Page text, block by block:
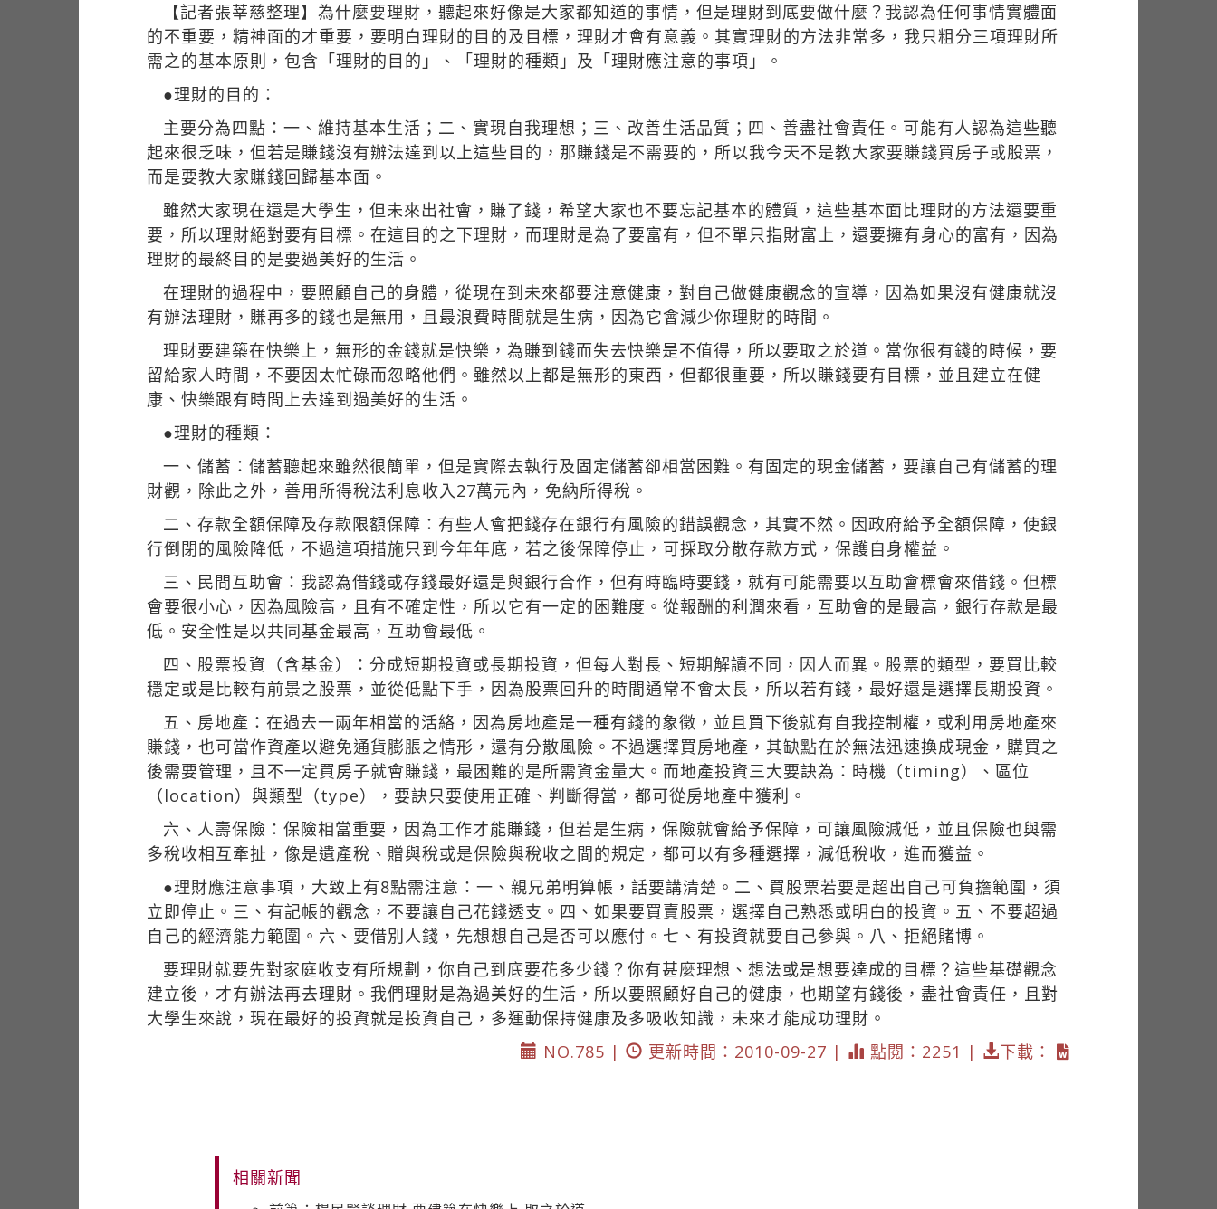
【記者張莘慈整理】為什麼要理財，聽起來好像是大家都知道的事情，但是理財到底要做什麼？我認為任何事情實體面
的不重要，精神面的才重要，要明白理財的目的及目標，理財才會有意義。其實理財的方法非常多，我只粗分三項理財所
需之的基本原則，包含「理財的目的」、「理財的種類」及「理財應注意的事項」。
●理財的目的：
主要分為四點：一、維持基本生活；二、實現自我理想；三、改善生活品質；四、善盡社會責任。可能有人認為這些聽
起來很乏味，但若是賺錢沒有辦法達到以上這些目的，那賺錢是不需要的，所以我今天不是教大家要賺錢買房子或股票，
而是要教大家賺錢回歸基本面。
雖然大家現在還是大學生，但未來出社會，賺了錢，希望大家也不要忘記基本的體質，這些基本面比理財的方法還要重
要，所以理財絕對要有目標。在這目的之下理財，而理財是為了要富有，但不單只指財富上，還要擁有身心的富有，因為
理財的最終目的是要過美好的生活。
在理財的過程中，要照顧自己的身體，從現在到未來都要注意健康，對自己做健康觀念的宣導，因為如果沒有健康就沒
有辦法理財，賺再多的錢也是無用，且最浪費時間就是生病，因為它會減少你理財的時間。
理財要建築在快樂上，無形的金錢就是快樂，為賺到錢而失去快樂是不值得，所以要取之於道。當你很有錢的時候，要
留給家人時間，不要因太忙碌而忽略他們。雖然以上都是無形的東西，但都很重要，所以賺錢要有目標，並且建立在健
康、快樂跟有時間上去達到過美好的生活。
●理財的種類：
一、儲蓄：儲蓄聽起來雖然很簡單，但是實際去執行及固定儲蓄卻相當困難。有固定的現金儲蓄，要讓自己有儲蓄的理
財觀，除此之外，善用所得稅法利息收入27萬元內，免納所得稅。
二、存款全額保障及存款限額保障：有些人會把錢存在銀行有風險的錯誤觀念，其實不然。因政府給予全額保障，使銀
行倒閉的風險降低，不過這項措施只到今年年底，若之後保障停止，可採取分散存款方式，保護自身權益。
三、民間互助會：我認為借錢或存錢最好還是與銀行合作，但有時臨時要錢，就有可能需要以互助會標會來借錢。但標
會要很小心，因為風險高，且有不確定性，所以它有一定的困難度。從報酬的利潤來看，互助會的是最高，銀行存款是最
低。安全性是以共同基金最高，互助會最低。
四、股票投資（含基金）：分成短期投資或長期投資，但每人對長、短期解讀不同，因人而異。股票的類型，要買比較
穩定或是比較有前景之股票，並從低點下手，因為股票回升的時間通常不會太長，所以若有錢，最好還是選擇長期投資。
五、房地產：在過去一兩年相當的活絡，因為房地產是一種有錢的象徵，並且買下後就有自我控制權，或利用房地產來
賺錢，也可當作資產以避免通貨膨脹之情形，還有分散風險。不過選擇買房地產，其缺點在於無法迅速換成現金，購買之
後需要管理，且不一定買房子就會賺錢，最困難的是所需資金量大。而地產投資三大要訣為：時機（timing）、區位
（location）與類型（type），要訣只要使用正確、判斷得當，都可從房地產中獲利。
六、人壽保險：保險相當重要，因為工作才能賺錢，但若是生病，保險就會給予保障，可讓風險減低，並且保險也與需
多稅收相互牽扯，像是遺產稅、贈與稅或是保險與稅收之間的規定，都可以有多種選擇，減低稅收，進而獲益。
●理財應注意事項，大致上有8點需注意：一、親兄弟明算帳，話要講清楚。二、買股票若要是超出自己可負擔範圍，須
立即停止。三、有記帳的觀念，不要讓自己花錢透支。四、如果要買賣股票，選擇自己熟悉或明白的投資。五、不要超過
自己的經濟能力範圍。六、要借別人錢，先想想自己是否可以應付。七、有投資就要自己參與。八、拒絕賭博。
要理財就要先對家庭收支有所規劃，你自己到底要花多少錢？你有甚麼理想、想法或是想要達成的目標？這些基礎觀念
建立後，才有辦法再去理財。我們理財是為過美好的生活，所以要照顧好自己的健康，也期望有錢後，盡社會責任，且對
大學生來說，現在最好的投資就是投資自己，多運動保持健康及多吸收知識，未來才能成功理財。
NO.785 |
更新時間：2010-09-27 | 點閱：2251 | 下載：
相關新聞